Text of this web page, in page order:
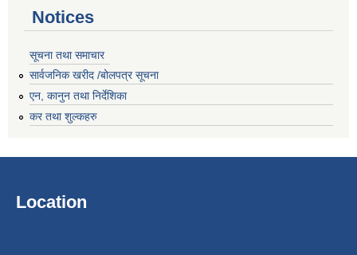
Notices
सूचना तथा समाचार
सार्वजनिक खरीद /बोलपत्र सूचना
एन, कानुन तथा निर्देशिका
कर तथा शुल्कहरु
Location